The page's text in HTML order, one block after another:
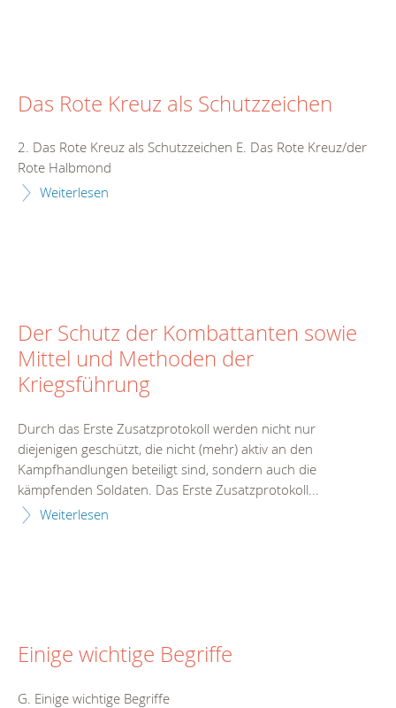
Das Rote Kreuz als Schutzzeichen
2. Das Rote Kreuz als Schutzzeichen E. Das Rote Kreuz/der
Rote Halbmond
Weiterlesen
Der Schutz der Kombattanten sowie
Mittel und Methoden der
Kriegsführung
Durch das Erste Zusatzprotokoll werden nicht nur
diejenigen geschützt, die nicht (mehr) aktiv an den
Kampfhandlungen beteiligt sind, sondern auch die
kämpfenden Soldaten. Das Erste Zusatzprotokoll...
Weiterlesen
Einige wichtige Begriffe
G. Einige wichtige Begriffe